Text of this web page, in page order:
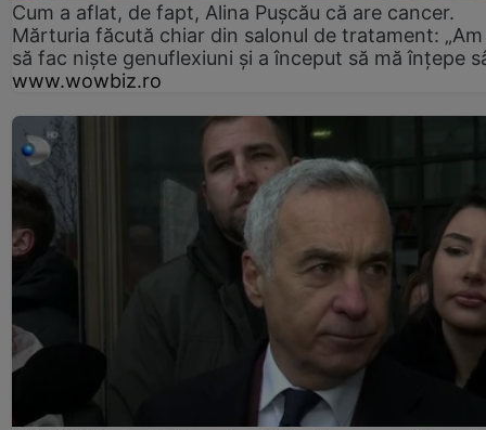
Cum a aflat, de fapt, Alina Pușcău că are cancer.
Mărturia făcută chiar din salonul de tratament:
să fac niște genuflexiuni și a început să mă înțepe
www.wowbiz.ro